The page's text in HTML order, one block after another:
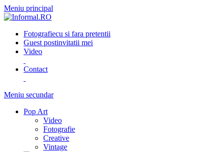
Meniu principal
Fotografiecu si fara pretentii
Guest postinvitatii mei
Video
Contact
Meniu secundar
Pop Art
Video
Fotografie
Creative
Vintage